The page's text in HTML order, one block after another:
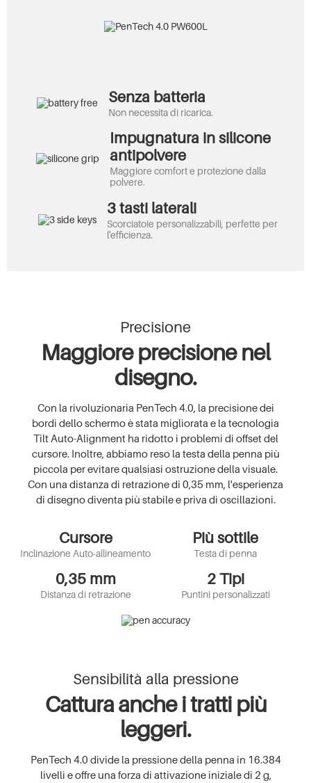
Senza batteria
Non necessita di ricarica.
Impugnatura in silicone
antipolvere
Maggiore comfort e protezione dalla
polvere.
3 tasti laterali
Scorciatoie personalizzabili, perfette per
l'efficienza.
Precisione
Maggiore precisione nel
disegno.
Con la rivoluzionaria PenTech 4.0, la precisione dei
bordi dello schermo è stata migliorata e la tecnologia
Tilt Auto-Alignment ha ridotto i problemi di offset del
cursore. Inoltre, abbiamo reso la testa della penna più
piccola per evitare qualsiasi ostruzione della visuale.
Con una distanza di retrazione di 0,35 mm, l'esperienza
di disegno diventa più stabile e priva di oscillazioni.
Cursore
Inclinazione Auto-allineamento
Più sottile
Testa di penna
0,35 mm
Distanza di retrazione
2 Tipi
Puntini personalizzati
Sensibilità alla pressione
Cattura anche i tratti più
leggeri.
PenTech 4.0 divide la pressione della penna in 16.384
livelli e offre una forza di attivazione iniziale di 2 g,